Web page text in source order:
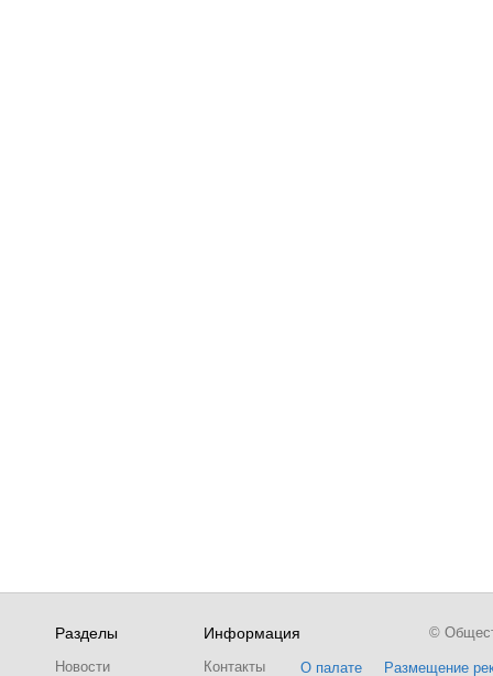
Разделы
Новости
Информация
Контакты
О палате Размещение
©